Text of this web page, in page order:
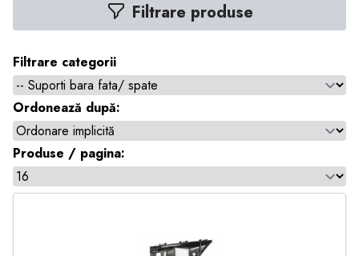
Filtrare produse
Filtrare categorii
Ordonează după:
Produse / pagina: